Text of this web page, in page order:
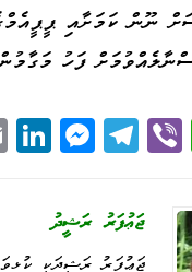
ނޫން ކަމަށާއި
ފަހު
W
ha
ts
A
Vi
be
r
Te
le
gr
a
M
es
se
ngޖަޢުފަރު ރަޝީދު
ޖަޢުފަރު ރަޝީދަކީ